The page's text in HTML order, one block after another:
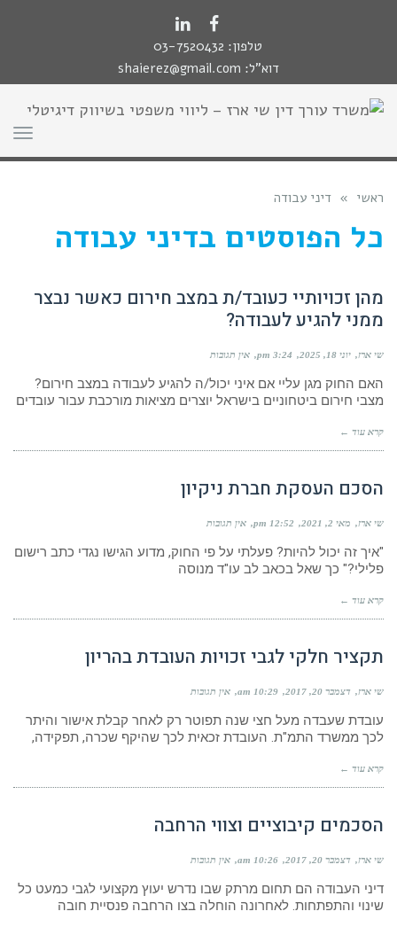
Facebook
LinkedIn
טלפון: 03-7520432
דוא"ל: shaierez@gmail.com
ראשי » דיני עבודה
כל הפוסטים בדיני עבודה
מהן זכויותיי כעובד/ת במצב חירום כאשר נבצר
ממני להגיע לעבודה?
שי ארז יוני 18, 2025 3:24 pm אין תגובות
האם החוק מגן עליי אם איני יכול/ה להגיע לעבודה במצב חירום?
מצבי חירום ביטחוניים בישראל יוצרים מציאות מורכבת עבור עובדים
קרא עוד ←
הסכם העסקת חברת ניקיון
שי ארז מאי 2, 2021 12:52 pm אין תגובות
"איך זה יכול להיות? פעלתי על פי החוק, מדוע הגישו נגדי כתב רישום
פלילי?" כך שאל בכאב לב עו"ד מנוסה
קרא עוד ←
תקציר חלקי לגבי זכויות העובדת בהריון
שי ארז דצמבר 20, 2017 10:29 am אין תגובות
עובדת שעבדה מעל חצי שנה תפוטר רק לאחר קבלת אישור והיתר
לכך ממשרד התמ"ת. העובדת זכאית לכך שהיקף שכרה, תפקידה,
קרא עוד ←
הסכמים קיבוציים וצווי הרחבה
שי ארז דצמבר 20, 2017 10:26 am אין תגובות
דיני העבודה הם תחום מרתק שבו נדרש יעוץ מקצועי לגבי כמעט כל
שינוי והתפתחות. לאחרונה הוחלה בצו הרחבה פנסיית חובה